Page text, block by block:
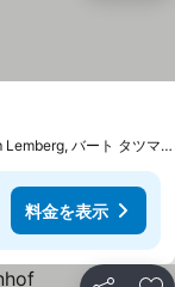
St. Magdalena am Lemberg, バート タツマンスドルフまで19.8 km
料金を表示